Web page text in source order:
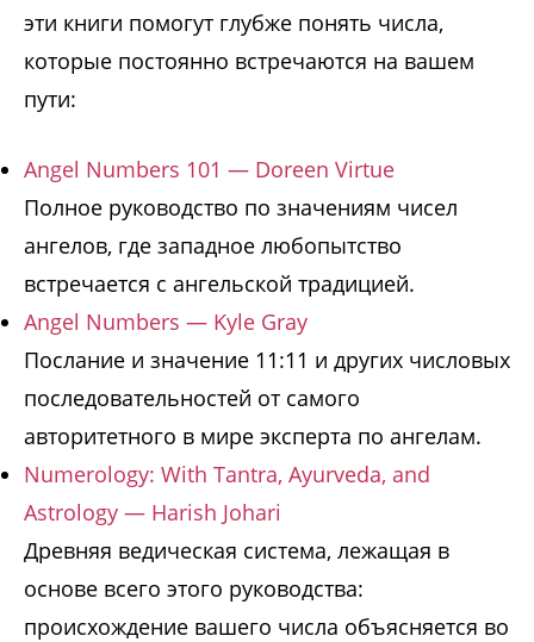
эти книги помогут глубже понять числа,
которые постоянно встречаются на вашем
пути:
Angel Numbers 101 — Doreen Virtue
Полное руководство по значениям чисел
ангелов, где западное любопытство
встречается с ангельской традицией.
Angel Numbers — Kyle Gray
Послание и значение 11:11 и других числовых
последовательностей от самого
авторитетного в мире эксперта по ангелам.
Numerology: With Tantra, Ayurveda, and
Astrology — Harish Johari
Древняя ведическая система, лежащая в
основе всего этого руководства:
происхождение вашего числа объясняется во